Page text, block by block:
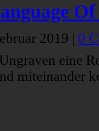
2019 | 0
eine
miteinander